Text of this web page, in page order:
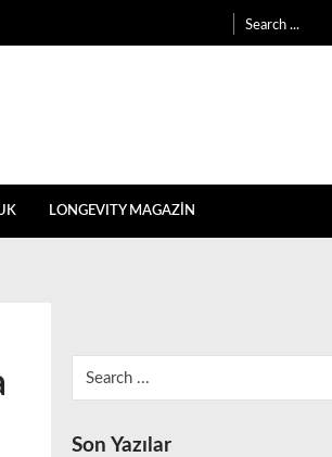
for:
LONGEVITY MAGAZİN
for:
Son Yazılar